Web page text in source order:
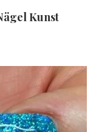
Kunst